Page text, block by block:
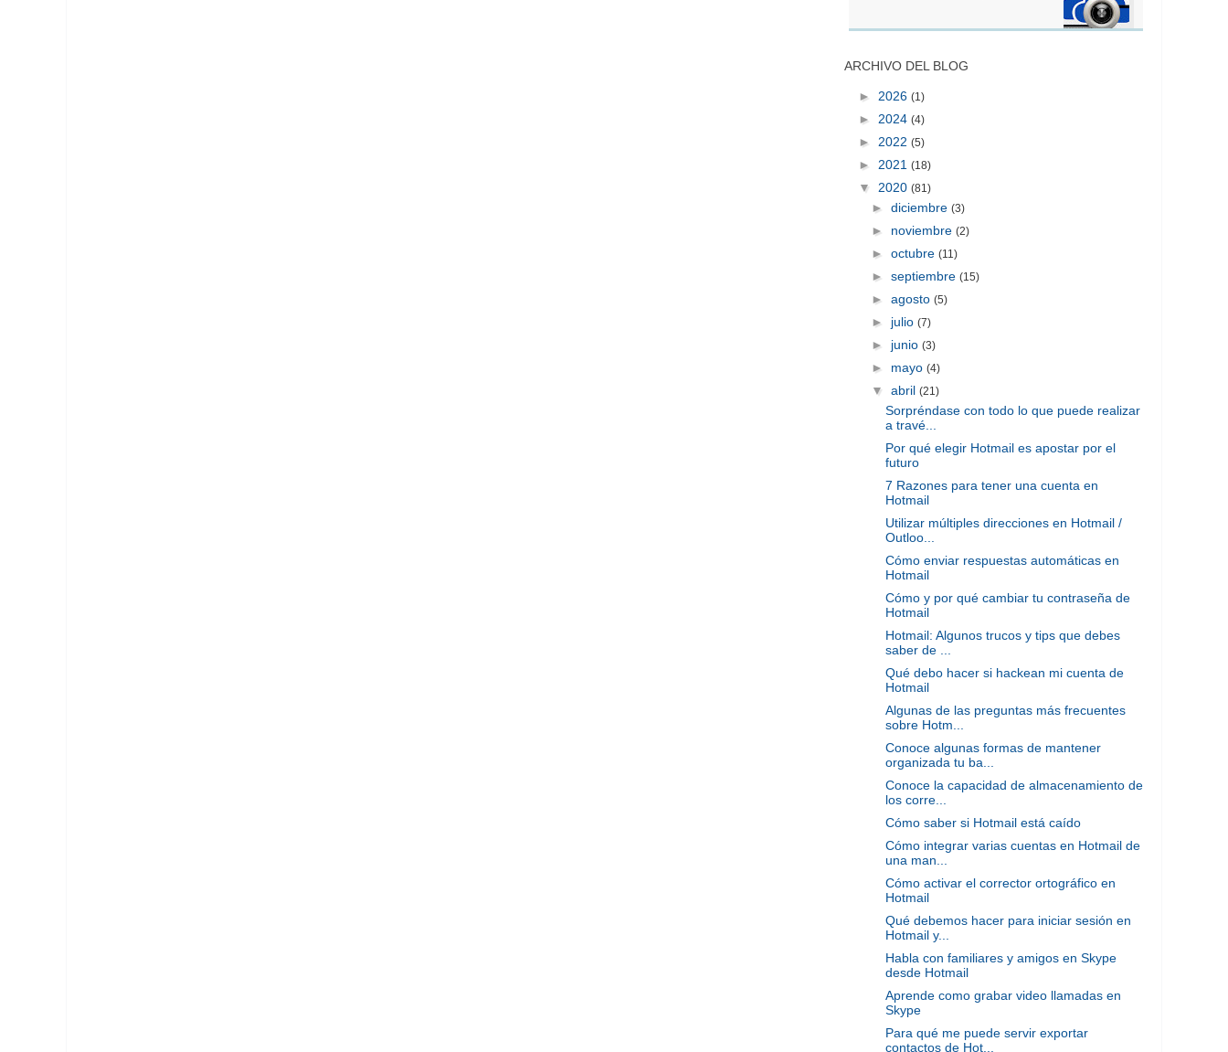
ARCHIVO DEL BLOG
► 2026 (1)
► 2024 (4)
► 2022 (5)
► 2021 (18)
▼ 2020 (81)
► diciembre (3)
► noviembre (2)
► octubre (11)
► septiembre (15)
► agosto (5)
► julio (7)
► junio (3)
► mayo (4)
▼ abril (21)
Sorpréndase con todo lo que puede realizar
a travé...
Por qué elegir Hotmail es apostar por el
futuro
7 Razones para tener una cuenta en
Hotmail
Utilizar múltiples direcciones en Hotmail /
Outloo...
Cómo enviar respuestas automáticas en
Hotmail
Cómo y por qué cambiar tu contraseña de
Hotmail
Hotmail: Algunos trucos y tips que debes
saber de ...
Qué debo hacer si hackean mi cuenta de
Hotmail
Algunas de las preguntas más frecuentes
sobre Hotm...
Conoce algunas formas de mantener
organizada tu ba...
Conoce la capacidad de almacenamiento de
los corre...
Cómo saber si Hotmail está caído
Cómo integrar varias cuentas en Hotmail de
una man...
Cómo activar el corrector ortográfico en
Hotmail
Qué debemos hacer para iniciar sesión en
Hotmail y...
Habla con familiares y amigos en Skype
desde Hotmail
Aprende como grabar video llamadas en
Skype
Para qué me puede servir exportar
contactos de Hot...